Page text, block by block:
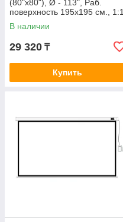
(80"х80"), Ø - 113", Раб.
поверхность 195х195 см., 1:1
В наличии
29 320 ₸
Купить